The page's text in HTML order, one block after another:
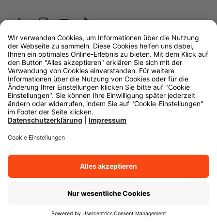
Wüstenrot
W&W Gruppe
OLB Bank
Makler
Impressum
Datenschutz
Rechtliche Hinweise
Cookie-Einstellungen
Zurück zum Anfang